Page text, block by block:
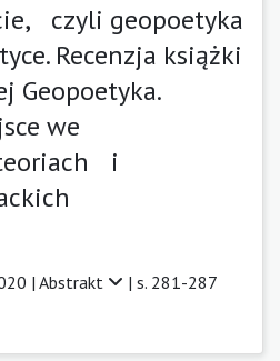
czyli geopoetyka
Recenzja książki
Geopoetyka.
we
teoriach i
| Abstrakt | s. 281-287